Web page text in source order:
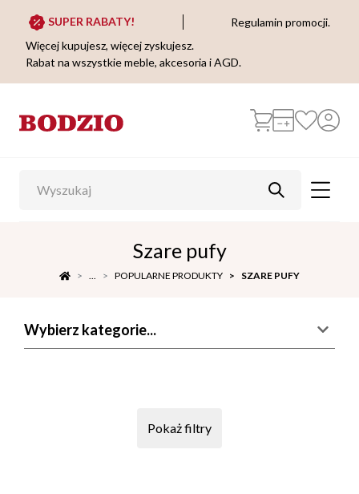
SUPER RABATY!
Regulamin promocji.
Więcej kupujesz, więcej zyskujesz.
Rabat na wszystkie meble, akcesoria i AGD.
Szare pufy
... POPULARNE PRODUKTY SZARE PUFY
Wybierz kategorie...
Pokaż filtry